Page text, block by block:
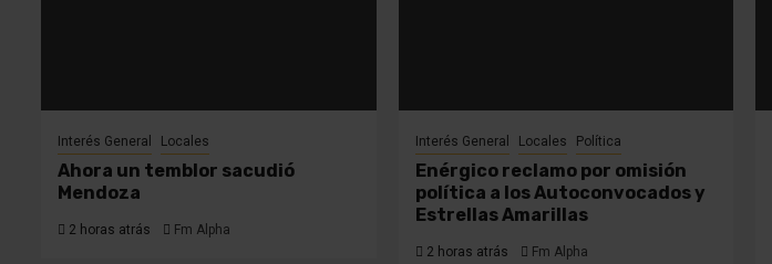
Interés General Locales
Ahora un temblor sacudió
Mendoza
2 horas atrás Fm Alpha
Interés General Locales Política
Enérgico reclamo por omisión
política a los Autoconvocados y
Estrellas Amarillas
2 horas atrás Fm Alpha